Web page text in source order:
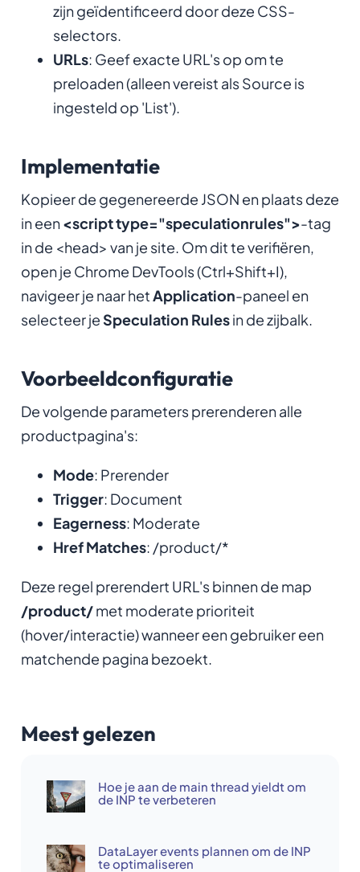
zijn geïdentificeerd door deze CSS-
selectors.
URLs: Geef exacte URL's op om te
preloaden (alleen vereist als Source is
ingesteld op 'List').
Implementatie
Kopieer de gegenereerde JSON en plaats deze
in een<script type="speculationrules">-tag
in de <head> van je site. Om dit te verifiëren,
open je Chrome DevTools (Ctrl+Shift+I),
navigeer je naar hetApplication-paneel en
selecteer jeSpeculation Rulesin de zijbalk.
Voorbeeldconfiguratie
De volgende parameters prerenderen alle
productpagina's:
Mode: Prerender
Trigger: Document
Eagerness: Moderate
Href Matches: /product/*
Deze regel prerendert URL's binnen de map
/product/met moderate prioriteit
(hover/interactie) wanneer een gebruiker een
matchende pagina bezoekt.
Meest gelezen
Hoe je aan de main thread yieldt om
de INP te verbeteren
DataLayer events plannen om de INP
te optimaliseren